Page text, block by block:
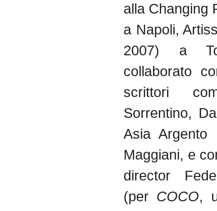
alla Changing
a Napoli,
2007) a
collaborato
scrittori
Sorrentino,
Asia Argento
Maggiani, e
director
(per COCO,